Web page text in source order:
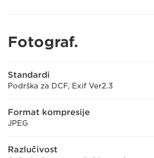
Fotograf.
Standardi
Podrška za DCF, Exif Ver2.3
Format kompresije
JPEG
Razlučivost